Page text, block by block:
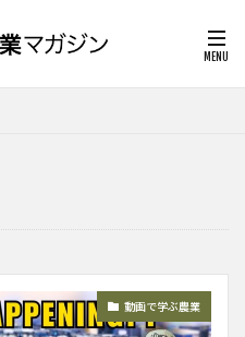
動画で学ぶ農業